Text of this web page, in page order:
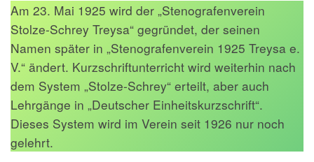
Am 23. Mai 1925 wird der „Stenografenverein
Stolze-Schrey Treysa“ gegründet, der seinen
Namen später in „Stenografenverein 1925 Treysa e.
V.“ ändert. Kurzschriftunterricht wird weiterhin nach
dem System „Stolze-Schrey“ erteilt, aber auch
Lehrgänge in „Deutscher Einheitskurzschrift“.
Dieses System wird im Verein seit 1926 nur noch
gelehrt.